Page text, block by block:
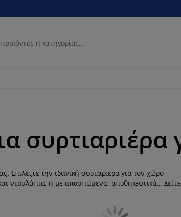
συρτιαριέρα
Επιλέξτε την ιδανική συρταριέρα για τον χώρο
ντουλάπια, ή με αποσπώμενα, αποθηκευτικά
και κομψές. Μπορείτε να επιλέξετε είτε μια